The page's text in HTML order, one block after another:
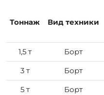
Тоннаж Вид техники
1,5 т Борт
3 т Борт
5 т Борт